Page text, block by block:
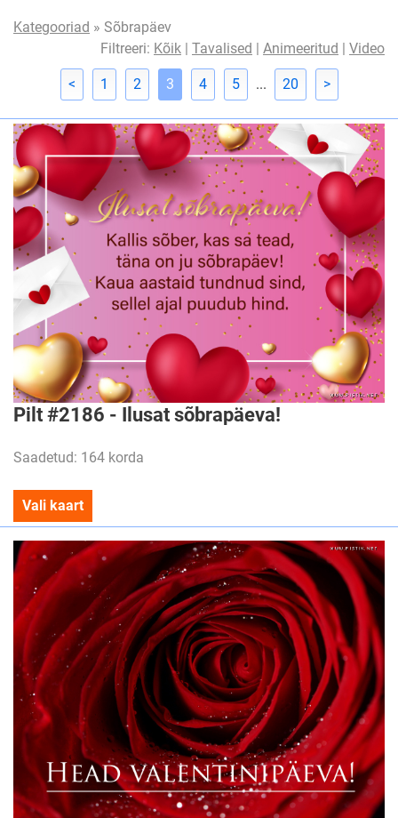
Kategooriad » Sõbrapäev
Filtreeri: Kõik | Tavalised | Animeeritud | Video
< 1 2 3 4 5 ... 20 >
Pilt #2186 - Ilusat sõbrapäeva!
Saadetud: 164 korda
Vali kaart